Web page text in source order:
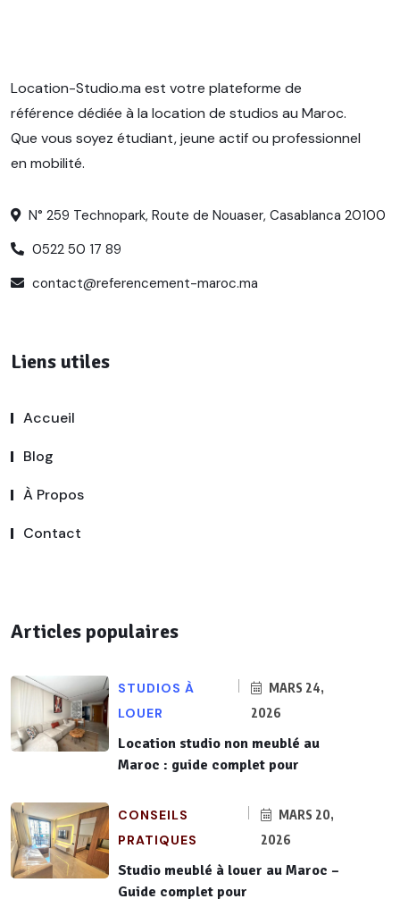
Location-Studio.ma est votre plateforme de
référence dédiée à la location de studios au Maroc.
Que vous soyez étudiant, jeune actif ou professionnel
en mobilité.
N° 259 Technopark, Route de Nouaser, Casablanca 20100
0522 50 17 89
contact@referencement-maroc.ma
Liens utiles
Accueil
Blog
À Propos
Contact
Articles populaires
STUDIOS À
LOUER
MARS 24,
2026
Location studio non meublé au
Maroc : guide complet pour
CONSEILS
PRATIQUES
MARS 20,
2026
Studio meublé à louer au Maroc –
Guide complet pour